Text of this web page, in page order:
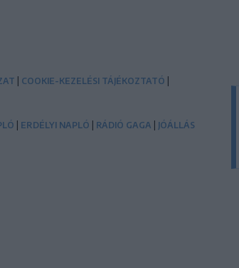
| COOKIE-KEZELÉSI TÁJÉKOZTATÓ |
| ERDÉLYI NAPLÓ | RÁDIÓ GAGA | JÓÁLLÁS